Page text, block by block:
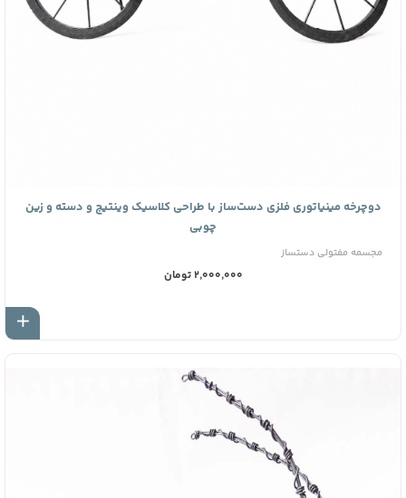
دوچرخه مینیاتوری فلزی دست‌ساز با طراحی کلاسیک وینتیج و دسته و زین
چوبی
مجسمه مفتولی دستساز
2,000,000 تومان